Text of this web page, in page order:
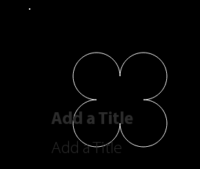
Add a Title
Add a Title